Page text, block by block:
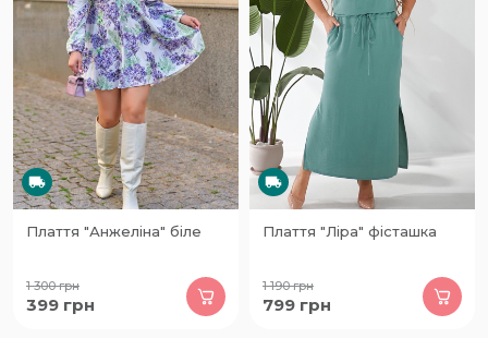
Плаття "Анжеліна" біле
1 300грн
399 грн
Плаття "Ліра" фісташка
1 190грн
799 грн